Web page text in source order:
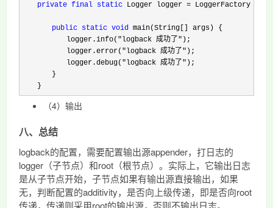
private final static Logger logger =
public static void main(String[] args) {
logger.info( "logback 成功了" );
logger.error( "logback 成功了" );
logger.debug( "logback 成功了" );
}
}
（4）输出
八、总结
logback的配置，需要配置输出源appender，打日志的
logger（子节点）和root（根节点）。实际上，它输出日志
是从子节点开始，子节点如果有输出源直接输出，如果
无，判断配置的additivity，是否向上级传递，即是否向root
传递，传递则采用root的输出源，否则不输出日志。